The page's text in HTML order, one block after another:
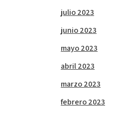
julio 2023
junio 2023
mayo 2023
abril 2023
marzo 2023
febrero 2023